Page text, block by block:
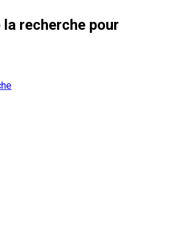
recherche pour